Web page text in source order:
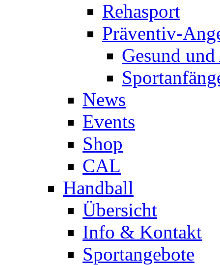
Rehasport
Präventiv-
Gesund
News
Events
Shop
CAL
Handball
Übersicht
Info & Kontakt
Sportangebote